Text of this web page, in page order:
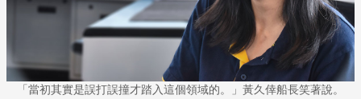
「當初其實是誤打誤撞才踏入這個領域的。」黃久倖船長笑著說。